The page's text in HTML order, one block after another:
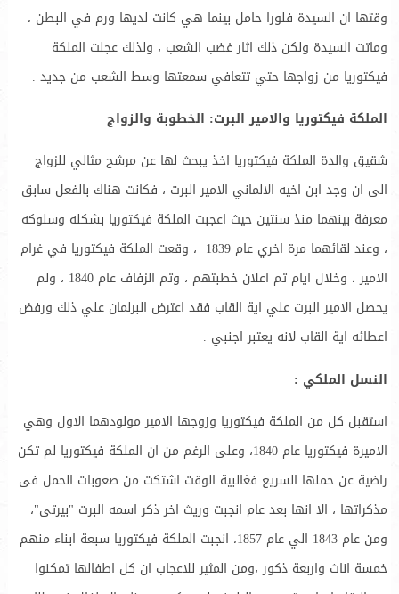
وقتها ان السيدة فلورا حامل بينما هي كانت لديها ورم في البطن ،
وماتت السيدة ولكن ذلك اثار غضب الشعب ، ولذلك عجلت الملكة
فيكتوريا من زواجها حتي تتعافي سمعتها وسط الشعب من جديد .
الملكة فيكتوريا والامير البرت: الخطوبة والزواج
شقيق والدة الملكة فيكتوريا اخذ يبحث لها عن مرشح مثالي للزواج
الى ان وجد ابن اخيه الالماني الامير البرت ، فكانت هناك بالفعل سابق
معرفة بينهما منذ سنتين حيث اعجبت الملكة فيكتوريا بشكله وسلوكه
، وعند لقائهما مرة اخري عام 1839 ، وقعت الملكة فيكتوريا في غرام
الامير ، وخلال ايام تم اعلان خطبتهم ، وتم الزفاف عام 1840 ، ولم
يحصل الامير البرت علي اية القاب فقد اعترض البرلمان علي ذلك ورفض
اعطائه اية القاب لانه يعتبر اجنبي .
النسل الملكي :
استقبل كل من الملكة فيكتوريا وزوجها الامير مولودهما الاول وهي
الاميرة فيكتوريا عام 1840، وعلى الرغم من ان الملكة فيكتوريا لم تكن
راضية عن حملها السريع فغالبية الوقت اشتكت من صعوبات الحمل فى
مذكراتها ، الا انها بعد عام انجبت وريث اخر ذكر اسمه البرت "بيرتى"،
ومن عام 1843 الي عام 1857، انجبت الملكة فيكتوريا سبعة ابناء منهم
خمسة اناث واربعة ذكور ،ومن المثير للاعجاب ان كل اطفالها تمكنوا